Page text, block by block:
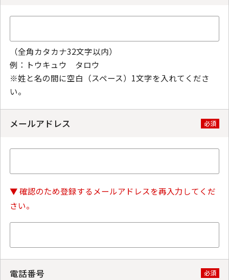
（全角カタカナ32文字以内）
例：トウキュウ タロウ
※姓と名の間に空白（スペース）1文字を入れてくださ
い。
メールアドレス 必須
▼ 確認のため登録するメールアドレスを再入力してくだ
さい。
電話番号 必須